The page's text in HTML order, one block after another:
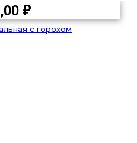
₽
с горохом